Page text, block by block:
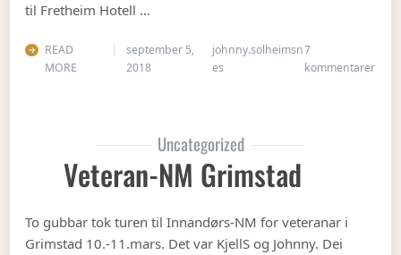
til Fretheim Hotell …
READ
MORE
september 5,
2018
johnny.solheimsn
es
7
kommentarertil
Uncategorized
Veteran-NM Grimstad
To gubbar tok turen til Innandørs-NM for veteranar i
Grimstad 10.-11.mars. Det var KjellS og Johnny. Dei